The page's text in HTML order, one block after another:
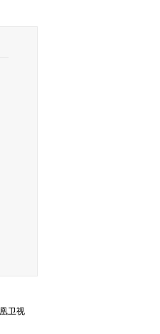
卫视